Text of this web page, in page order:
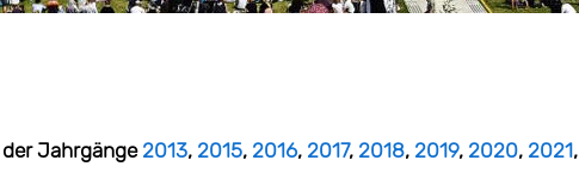
Jahrgänge 2013, 2015, 2016, 2017, 2018, 2019, 2020, 2021,